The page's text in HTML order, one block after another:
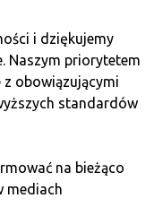
bank centralny
i dziękujemy
Naszym priorytetem
z obowiązującymi
standardów
na bieżąco
mediach